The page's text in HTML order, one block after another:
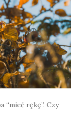
“mieć rękę”. Czy